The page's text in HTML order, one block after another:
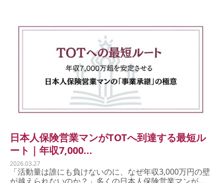
日本人保険営業マンがTOTへ到達する最短ル
ート｜年収7,000...
2026.03.27
「活動量は誰にも負けないのに、なぜ年収3,000万円の壁